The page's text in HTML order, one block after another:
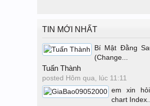
TIN MỚI NHẤT
Bí Mật Đằng
(Change...
Tuấn Thành
posted Hôm qua, lúc 11:11
em xin
chart Index...